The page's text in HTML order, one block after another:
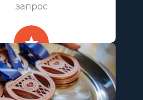
запрос